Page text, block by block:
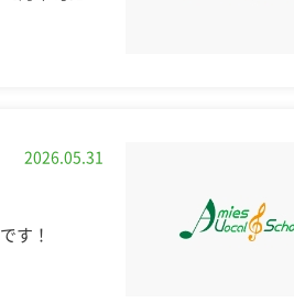
2026.05.31
です！